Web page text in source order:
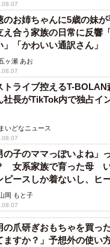
のお姉ちゃんに5歳の妹
え合う家族の日常に反響
」「かわいい通訳さん」
ヶ瀬 あお
トライブ控えるT-
社長がTikTok内で独占イ
まいどなニュース
の子のママっぽいよね」
女系家族で育った母 い
ピースしか着ないし、
が…
岡 もと子
の爪研ぎおもちゃを買っ
ますか？」予想外の使い